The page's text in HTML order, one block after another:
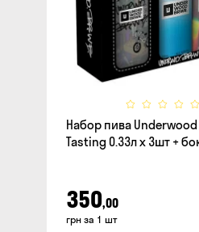
Набор пива
Tasting 0.33л x 3шт +
350,00
грн за 1 шт